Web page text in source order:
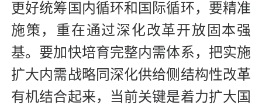
更好统筹国内循环和国际循环，要精准
施策，重在通过深化改革开放固本强
基。要加快培育完整内需体系，把实施
扩大内需战略同深化供给侧结构性改革
有机结合起来，当前关键是着力扩大国